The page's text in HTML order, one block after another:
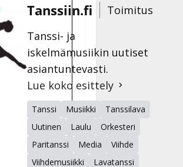
Tanssiin.fi
Toimitus
Tanssi- ja
iskelmämusiikin uutiset
asiantuntevasti.
Lue koko esittely
Tanssi Musiikki
Tanssilava
Uutinen
Laulu
Orkesteri
Paritanssi
Media
Viihde
Viihdemusiikki
Lavatanssi